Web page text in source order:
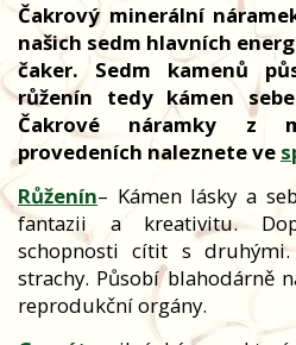
Čakrový minerální
našich sedm hlavních
čaker. Sedm kamenů
růženín tedy kámen
Čakrové náramky z
provedeních naleznete ve
Růženín– Kámen lásky a
fantazii a kreativitu.
schopnosti cítit s
strachy. Působí blahodárně
reprodukční orgány.